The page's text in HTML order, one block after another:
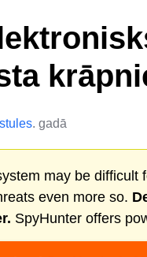
. gadā
may be
even more so.
SpyHunter offers